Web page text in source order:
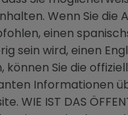
Wenn Sie die
einen
sein wird, einen
Sie die
Informationen
IST DAS